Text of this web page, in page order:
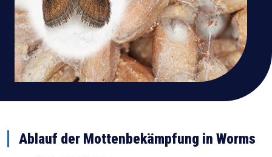
Ablauf der Mottenbekämpfung in Worms